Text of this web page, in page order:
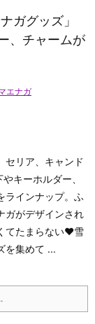
ガグッズ」
、チャームが
エナガ
セリア、キャンド
キーホルダー、
ラインナップ。ふ
ガがデザインされ
てたまらない♥雪
を集めて ...